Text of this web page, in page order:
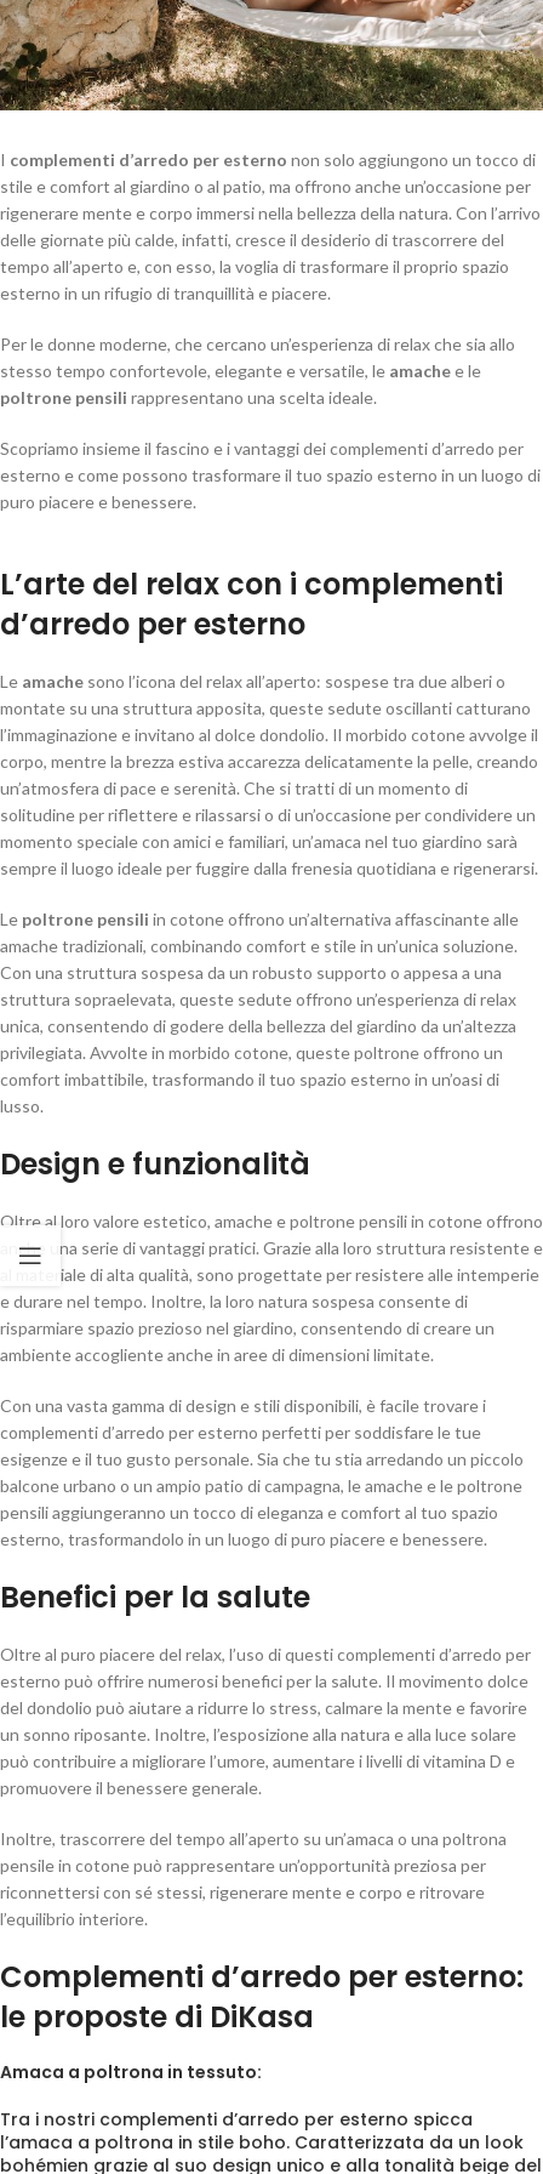
I complementi d’arredo per esterno non solo aggiungono un tocco di
stile e comfort al giardino o al patio, ma offrono anche un’occasione per
rigenerare mente e corpo immersi nella bellezza della natura. Con l’arrivo
delle giornate più calde, infatti, cresce il desiderio di trascorrere del
tempo all’aperto e, con esso, la voglia di trasformare il proprio spazio
esterno in un rifugio di tranquillità e piacere.
Per le donne moderne, che cercano un’esperienza di relax che sia allo
stesso tempo confortevole, elegante e versatile, le amachee le
poltrone pensili rappresentano una scelta ideale.
Scopriamo insieme il fascino e i vantaggi dei complementi d’arredo per
esterno e come possono trasformare il tuo spazio esterno in un luogo di
puro piacere e benessere.
L’arte del relax con i complementi
d’arredo per esterno
Le amache sono l’icona del relax all’aperto: sospese tra due alberi o
montate su una struttura apposita, queste sedute oscillanti catturano
l’immaginazione e invitano al dolce dondolio. Il morbido cotone avvolge il
corpo, mentre la brezza estiva accarezza delicatamente la pelle, creando
un’atmosfera di pace e serenità. Che si tratti di un momento di
solitudine per riflettere e rilassarsi o di un’occasione per condividere un
momento speciale con amici e familiari, un’amaca nel tuo giardino sarà
sempre il luogo ideale per fuggire dalla frenesia quotidiana e rigenerarsi.
Le poltrone pensili in cotone offrono un’alternativa affascinante alle
amache tradizionali, combinando comfort e stile in un’unica soluzione.
Con una struttura sospesa da un robusto supporto o appesa a una
struttura sopraelevata, queste sedute offrono un’esperienza di relax
unica, consentendo di godere della bellezza del giardino da un’altezza
privilegiata. Avvolte in morbido cotone, queste poltrone offrono un
comfort imbattibile, trasformando il tuo spazio esterno in un’oasi di
lusso.
Design e funzionalità
Oltre al loro valore estetico, amache e poltrone pensili in cotone offrono
anche una serie di vantaggi pratici. Grazie alla loro struttura resistente e
al materiale di alta qualità, sono progettate per resistere alle intemperie
e durare nel tempo. Inoltre, la loro natura sospesa consente di
risparmiare spazio prezioso nel giardino, consentendo di creare un
ambiente accogliente anche in aree di dimensioni limitate.
Con una vasta gamma di design e stili disponibili, è facile trovare i
complementi d’arredo per esterno perfetti per soddisfare le tue
esigenze e il tuo gusto personale. Sia che tu stia arredando un piccolo
balcone urbano o un ampio patio di campagna, le amache e le poltrone
pensili aggiungeranno un tocco di eleganza e comfort al tuo spazio
esterno, trasformandolo in un luogo di puro piacere e benessere.
Benefici per la salute
Oltre al puro piacere del relax, l’uso di questi complementi d’arredo per
esterno può offrire numerosi benefici per la salute. Il movimento dolce
del dondolio può aiutare a ridurre lo stress, calmare la mente e favorire
un sonno riposante. Inoltre, l’esposizione alla natura e alla luce solare
può contribuire a migliorare l’umore, aumentare i livelli di vitamina D e
promuovere il benessere generale.
Inoltre, trascorrere del tempo all’aperto su un’amaca o una poltrona
pensile in cotone può rappresentare un’opportunità preziosa per
riconnettersi con sé stessi, rigenerare mente e corpo e ritrovare
l’equilibrio interiore.
Complementi d’arredo per esterno:
le proposte di DiKasa
Amaca a poltrona in tessuto:
Tra i nostri complementi d’arredo per esterno spicca
l’amaca a poltrona in stile boho. Caratterizzata da un look
bohémien grazie al suo design unico e alla tonalità beige del